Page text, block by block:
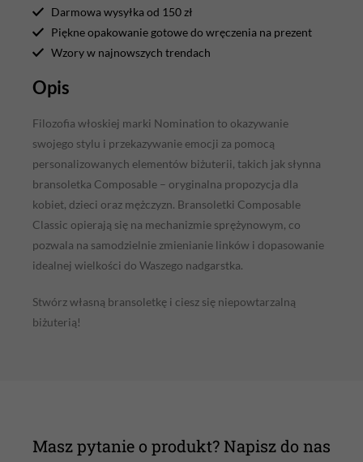
Darmowa wysyłka od 150 zł
Piękne opakowanie gotowe do wręczenia na prezent
Wzory w najnowszych trendach
Opis
Filozofia włoskiej marki Nomination to okazywanie
swojego stylu i przekazywanie emocji za pomocą
personalizowanych elementów biżuterii, takich jak słynna
bransoletka Composable – oryginalna propozycja dla
kobiet, dzieci oraz mężczyzn. Bransoletki Composable
Classic opierają się na mechanizmie sprężynowym, co
pozwala na samodzielnie zmienianie linków i dopasowanie
idealnej wielkości do Waszego nadgarstka.
Stwórz własną bransoletkę i ciesz się niepowtarzalną
biżuterią!
Masz pytanie o produkt? Napisz do nas